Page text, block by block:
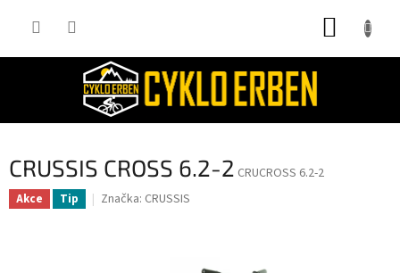
CRUSSIS CROSS 6.2-2 CRUCROSS 6.2-2
Akce Tip Značka: CRUSSIS